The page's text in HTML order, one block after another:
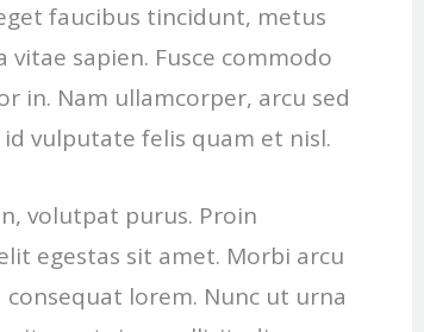
faucibus tincidunt, metus
sapien. Fusce commodo
in. Nam ullamcorper, arcu sed
vulputate felis quam et nisl.
volutpat purus. Proin
egestas sit amet. Morbi arcu
lorem. Nunc ut urna